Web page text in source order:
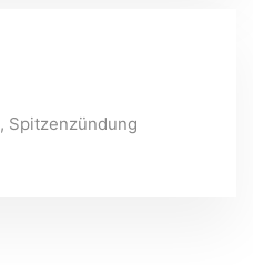
, Spitzenzündung